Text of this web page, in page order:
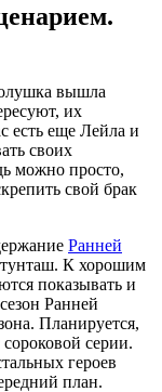
вышла
их
есть еще Лейла и
своих
можно просто,
свой брак
Ранней
К хорошим
показывать и
Ранней
Планируется,
серии.
героев
план.